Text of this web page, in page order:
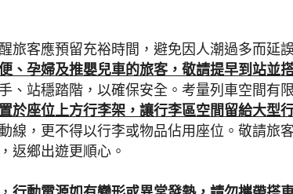
旅客應預留充裕時間，避免因人潮過多而延
、孕婦及推嬰兒車的旅客，敬請提早到站並
、站穩踏階，以確保安全。考量列車空間有限
於座位上方行李架，讓行李區空間留給大型
線，更不得以行李或物品佔用座位。敬請旅
返鄉出遊更順心。